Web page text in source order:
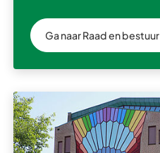
Ga naar Raad en bestuur